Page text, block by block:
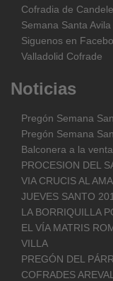
Cofradia de
Semana Santa Avila
Siguenos en
Valladolid Cofrade
Noticias
Pregón Semana
Pregón Semana
Balconera a la venta
PROCESION DEL
VIA CRUCIS AL
JUEVES SANTO
LA BORRIQUILLA
EL VÍA MATRIS
VILLA
PREGÓN DEL
COFRADES